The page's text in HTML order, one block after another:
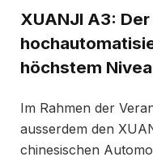
XUANJI A3:
höchstem
Im Rahmen der
ausserdem den
chinesischen